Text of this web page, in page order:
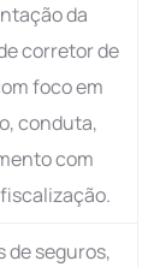
da
corretor de
foco em
conduta,
com
de seguros,